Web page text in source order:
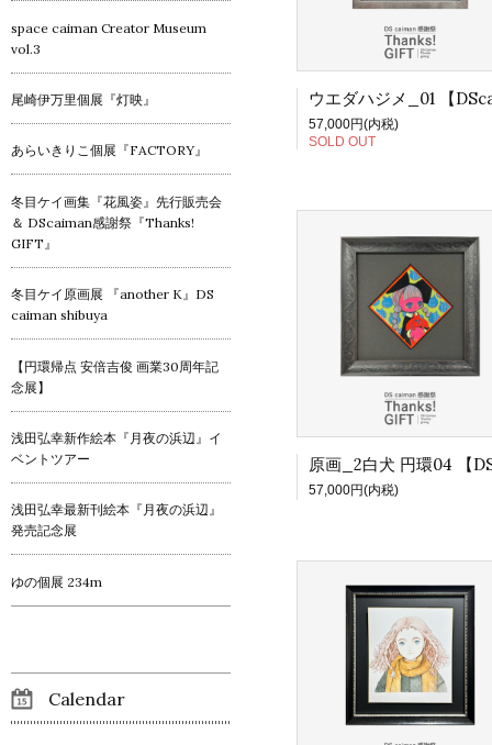
57,000円(内税)
SOLD OUT
57,000円(内税)
space caiman Creator Museum
vol.3
尾崎伊万里個展『灯映』
あらいきりこ個展『FACTORY』
冬目ケイ画集『花風姿』先行販売会
＆ DScaiman感謝祭『Thanks!
GIFT』
冬目ケイ原画展 『another K』DS
caiman shibuya
【円環帰点 安倍吉俊 画業30周年記
念展】
浅田弘幸新作絵本『月夜の浜辺』イ
ベントツアー
浅田弘幸最新刊絵本『月夜の浜辺』
発売記念展
ゆの個展 234m
Calendar